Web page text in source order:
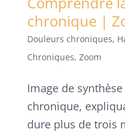
chronique |
Douleurs chroniques,
Chroniques, Zoom
Image de
chronique,
dure plus de trois